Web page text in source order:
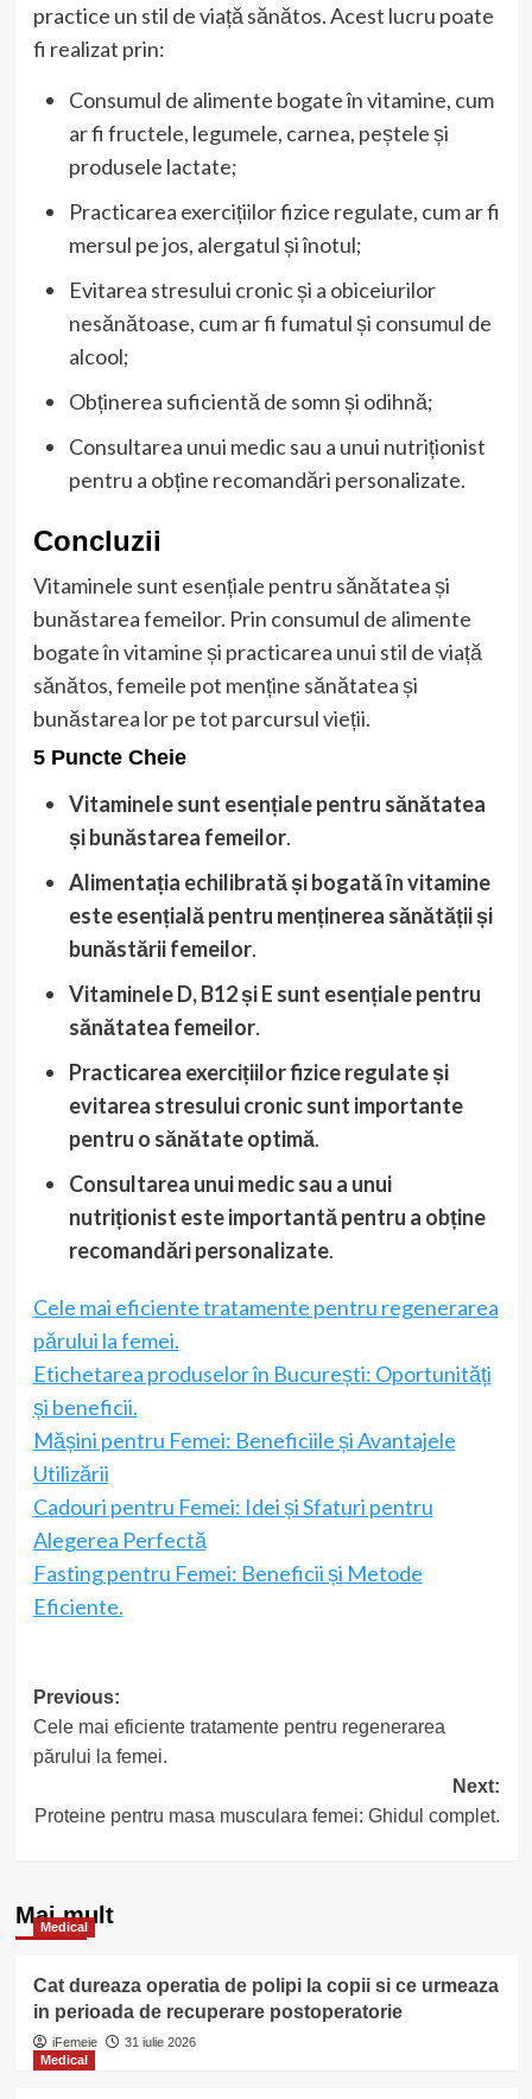
practice un stil de viață sănătos. Acest lucru poate
fi realizat prin:
Consumul de alimente bogate în vitamine, cum
ar fi fructele, legumele, carnea, peștele și
produsele lactate;
Practicarea exercițiilor fizice regulate, cum ar fi
mersul pe jos, alergatul și înotul;
Evitarea stresului cronic și a obiceiurilor
nesănătoase, cum ar fi fumatul și consumul de
alcool;
Obținerea suficientă de somn și odihnă;
Consultarea unui medic sau a unui nutriționist
pentru a obține recomandări personalizate.
Concluzii
Vitaminele sunt esențiale pentru sănătatea și
bunăstarea femeilor. Prin consumul de alimente
bogate în vitamine și practicarea unui stil de viață
sănătos, femeile pot menține sănătatea și
bunăstarea lor pe tot parcursul vieții.
5 Puncte Cheie
Vitaminele sunt esențiale pentru sănătatea
și bunăstarea femeilor.
Alimentația echilibrată și bogată în vitamine
este esențială pentru menținerea sănătății și
bunăstării femeilor.
Vitaminele D, B12 și E sunt esențiale pentru
sănătatea femeilor.
Practicarea exercițiilor fizice regulate și
evitarea stresului cronic sunt importante
pentru o sănătate optimă.
Consultarea unui medic sau a unui
nutriționist este importantă pentru a obține
recomandări personalizate.
Cele mai eficiente tratamente pentru regenerarea
părului la femei.
Etichetarea produselor în București: Oportunități
și beneficii.
Mășini pentru Femei: Beneficiile și Avantajele
Utilizării
Cadouri pentru Femei: Idei și Sfaturi pentru
Alegerea Perfectă
Fasting pentru Femei: Beneficii și Metode
Eficiente.
Post
navigation
Previous:
Cele mai eficiente tratamente pentru regenerarea
părului la femei.
Next:
Proteine pentru masa musculara femei: Ghidul complet.
Mai mult
Medical
Cat dureaza operatia de polipi la copii si ce urmeaza
in perioada de recuperare postoperatorie
iFemeie
31 iulie 2026
Medical